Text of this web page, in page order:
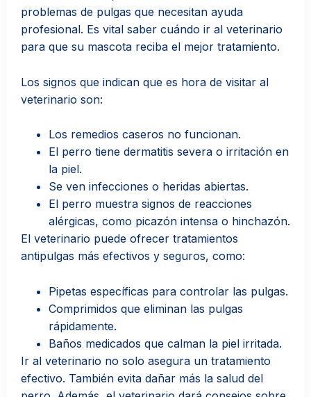
problemas de pulgas que necesitan ayuda
profesional. Es vital saber cuándo ir al veterinario
para que su mascota reciba el mejor tratamiento.
Los signos que indican que es hora de visitar al
veterinario son:
Los remedios caseros no funcionan.
El perro tiene dermatitis severa o irritación en
la piel.
Se ven infecciones o heridas abiertas.
El perro muestra signos de reacciones
alérgicas, como picazón intensa o hinchazón.
El veterinario puede ofrecer tratamientos
antipulgas más efectivos y seguros, como:
Pipetas específicas para controlar las pulgas.
Comprimidos que eliminan las pulgas
rápidamente.
Baños medicados que calman la piel irritada.
Ir al veterinario no solo asegura un tratamiento
efectivo. También evita dañar más la salud del